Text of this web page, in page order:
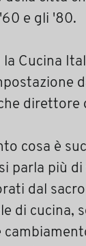
e gli '80.
la Cucina
direttore
cosa è
parla più
dal
di cucina,